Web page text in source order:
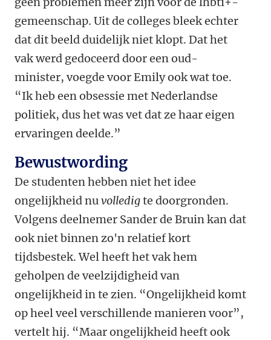
gemeenschap. Uit de colleges bleek echter
dat dit beeld duidelijk niet klopt. Dat het
vak werd gedoceerd door een oud-
minister, voegde voor Emily ook wat toe.
“Ik heb een obsessie met Nederlandse
politiek, dus het was vet dat ze haar eigen
ervaringen deelde.”
Bewustwording
De studenten hebben niet het idee
ongelijkheidnuvolledigte doorgronden.
Volgens deelnemer Sander de Bruin kan dat
ook niet binnen zo'n relatief kort
tijdsbestek. Wel heeft het vak hem
geholpen de veelzijdigheid van
ongelijkheid in te zien. “Ongelijkheid komt
op heel veel verschillende manieren voor”,
vertelt hij. “Maar ongelijkheid heeft ook